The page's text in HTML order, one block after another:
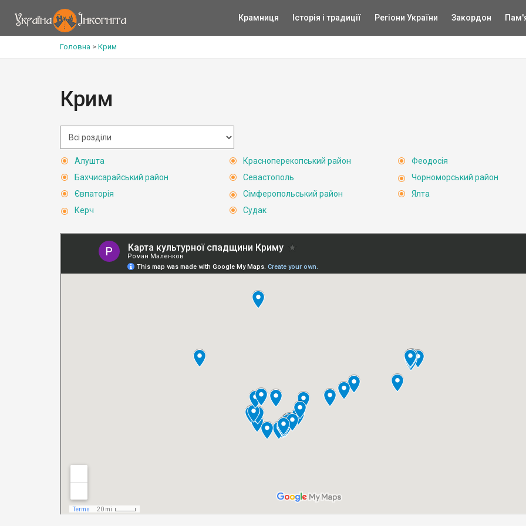
Крамниця Історія і традиції Регіони України Закордон
Головна > Крим
Крим
Алушта
Бахчисарайський район
Євпаторія
Керч
Красноперекопський район
Севастополь
Сімферопольський район
Судак
Феодосія
Чорноморський район
Ялта